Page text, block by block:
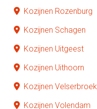
Kozijnen Rozenburg
Kozijnen Schagen
Kozijnen Uitgeest
Kozijnen Uithoorn
Kozijnen Velserbroek
Kozijnen Volendam